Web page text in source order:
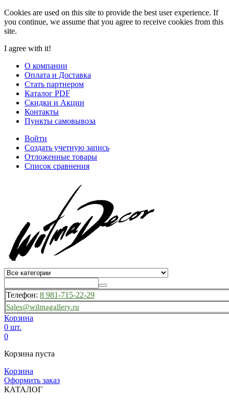
Cookies are used on this site to provide the best user experience. If
you continue, we assume that you agree to receive cookies from this
site.
I agree with it!
О компании
Оплата и Доставка
Стать партнером
Каталог PDF
Скидки и Акции
Контакты
Пункты самовывоза
Войти
Создать учетную запись
Отложенные товары
Список сравнения
Телефон: 8 981-715-22-29
Sales@wilmagallery.ru
Корзина
0 шт.
0
Корзина пуста
Корзина
Оформить заказ
КАТАЛОГ